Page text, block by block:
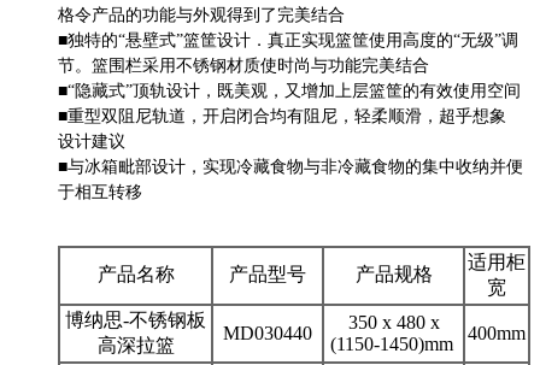
格令产品的功能与外观得到了完美结合
■独特的“悬壁式”篮筐设计．真正实现篮筐使用高度的“无级”调
节。篮围栏采用不锈钢材质使时尚与功能完美结合
■“隐藏式”顶轨设计，既美观，又增加上层篮筐的有效使用空间
■重型双阻尼轨道，开启闭合均有阻尼，轻柔顺滑，超乎想象
设计建议
■与冰箱毗部设计，实现冷藏食物与非冷藏食物的集中收纳并便
于相互转移
产品名称 产品型号 产品规格
适用柜
宽
博纳思-不锈钢板
高深拉篮
MD030440
350 x 480 x
(1150-1450)mm
400mm